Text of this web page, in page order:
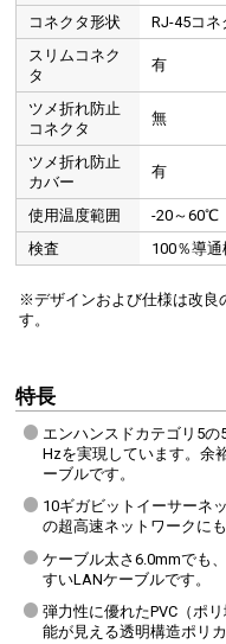
コネクタ形状
RJ-45コネ
スリムコネク
タ
有
ツメ折れ防止
コネクタ
無
ツメ折れ防止
カバー
有
使用温度範囲
-20～60℃
検査
100％導通
※デザインおよび仕様は改良
す。
特長
エンハンスドカテゴリ5の
Hzを実現しています。余
ーブルです。
10ギガビットイーサーネ
の超高速ネットワークに
ケーブル太さ6.0mmでも
すいLANケーブルです。
弾力性に優れたPVC（ポ
能が見える透明構造ポリ